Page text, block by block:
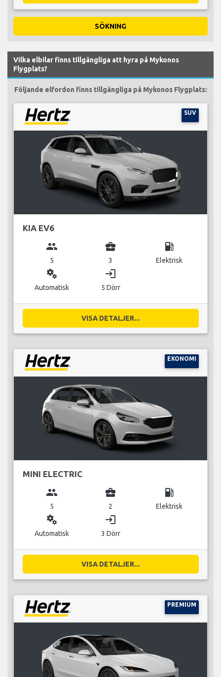
SÖKNING
Vilka elbilar finns tillgängliga att hyra på Mykonos
Flygplats?
Följande elfordon finns tillgängliga på Mykonos Flygplats:
SUV
KIA EV6
group
5
business_center
3
local_gas_station
Elektrisk
miscellaneous_services
Automatisk
login
5 Dörr
VISA DETALJER...
EKONOMI
MINI ELECTRIC
group
5
business_center
2
local_gas_station
Elektrisk
miscellaneous_services
Automatisk
login
3 Dörr
VISA DETALJER...
PREMIUM